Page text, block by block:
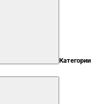
Категории